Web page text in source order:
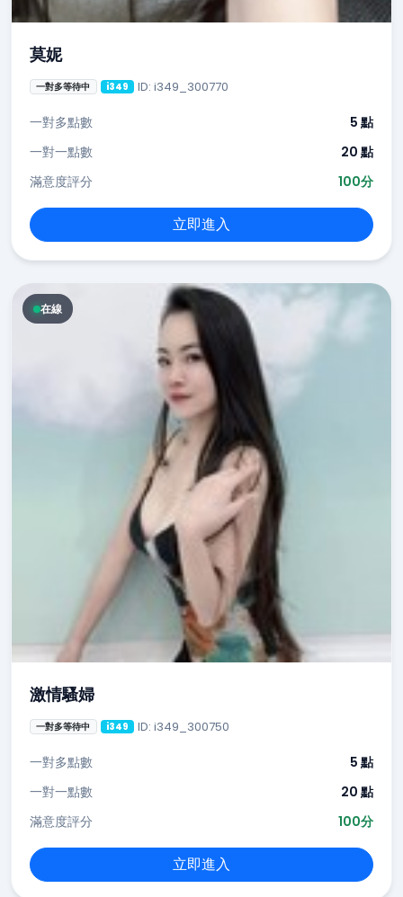
莫妮
一對多等待中 i349 ID: i349_300770
一對多點數
5 點
一對一點數
20 點
滿意度評分
100分
立即進入
在線
激情騷婦
一對多等待中 i349 ID: i349_300750
一對多點數
5 點
一對一點數
20 點
滿意度評分
100分
立即進入